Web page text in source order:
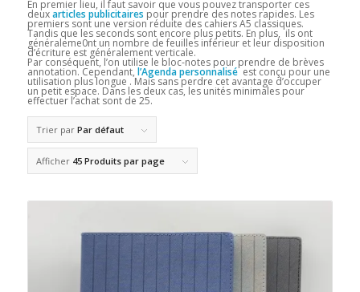
En premier lieu, il faut savoir que vous pouvez transporter ces
deuxarticles publicitaires pour prendre des notes rapides. Les
premiers sont une version réduite des cahiers A5 classiques.
Tandis que les seconds sont encore plus petits. En plus, ils ont
généraleme0nt un nombre de feuilles inférieur et leur disposition
d’écriture est généralement verticale.
Par conséquent, l’on utilise le bloc-notes pour prendre de brèves
annotation. Cependant, l’Agenda personnalisé est conçu pour une
utilisation plus longue . Mais sans perdre cet avantage d’occuper
un petit espace. Dans les deux cas, les unités minimales pour
effectuer l’achat sont de 25.
Trier par Par défaut
Afficher 45 Produits par page